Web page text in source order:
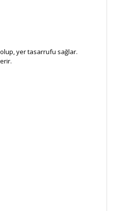
yer tasarrufu sağlar.